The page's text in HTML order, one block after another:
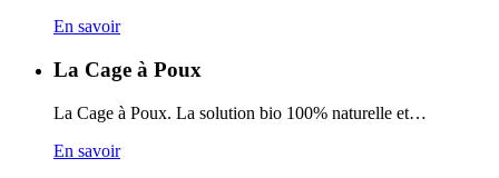
En savoir
La Cage à Poux
La Cage à Poux. La solution bio 100% naturelle et…
En savoir